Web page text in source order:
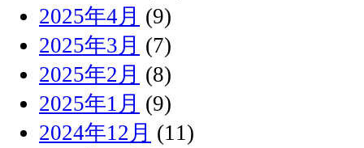
2025年4月 (9)
2025年3月 (7)
2025年2月 (8)
2025年1月 (9)
2024年12月 (11)